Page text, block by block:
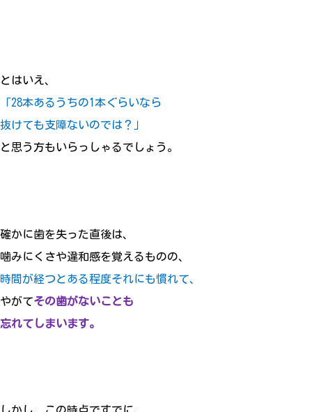
とはいえ、
「28本あるうちの1本ぐらいなら
抜けても支障ないのでは？」
と思う方もいらっしゃるでしょう。
確かに歯を失った直後は、
噛みにくさや違和感を覚えるものの、
時間が経つとある程度それにも慣れて、
やがてその歯がないことも
忘れてしまいます。